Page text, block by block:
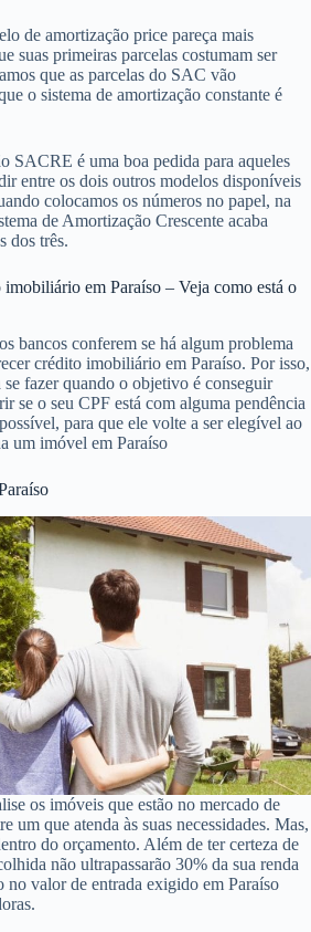
de amortização price pareça mais
suas primeiras parcelas costumam ser
que as parcelas do SAC vão
o sistema de amortização constante é
SACRE é uma boa pedida para aqueles
entre os dois outros modelos disponíveis
colocamos os números no papel, na
de Amortização Crescente acaba
dos três.
em Paraíso – Veja como está o
bancos conferem se há algum problema
crédito imobiliário em Paraíso. Por isso,
se fazer quando o objetivo é conseguir
se o seu CPF está com alguma pendência
para que ele volte a ser elegível ao
um imóvel em Paraíso
os imóveis que estão no mercado de
um que atenda às suas necessidades. Mas,
do orçamento. Além de ter certeza de
não ultrapassarão 30% da sua renda
no valor de entrada exigido em Paraíso